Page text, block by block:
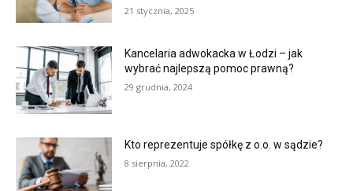
21 stycznia, 2025
Kancelaria adwokacka w Łodzi – jak
wybrać najlepszą pomoc prawną?
29 grudnia, 2024
Kto reprezentuje spółkę z o.o. w sądzie?
8 sierpnia, 2022